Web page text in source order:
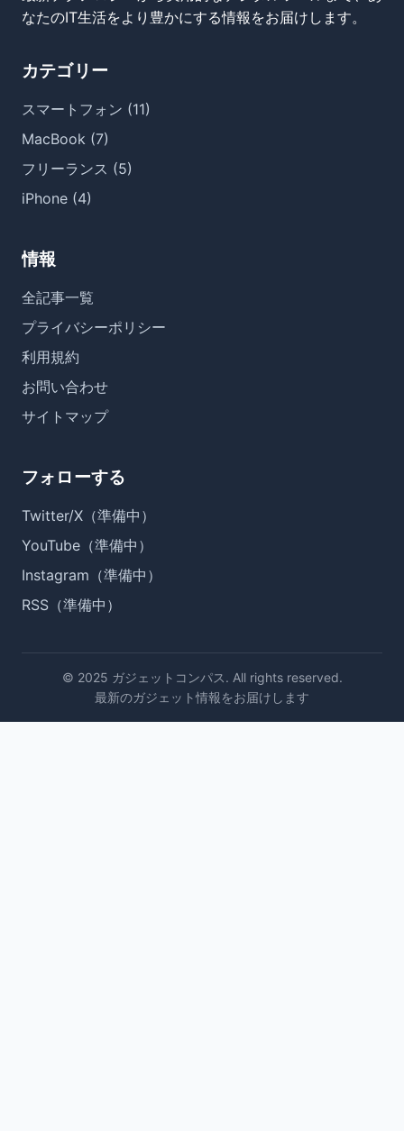
なたのIT生活をより豊かにする情報をお届けします。
カテゴリー
スマートフォン (11)
MacBook (7)
フリーランス (5)
iPhone (4)
情報
全記事一覧
プライバシーポリシー
利用規約
お問い合わせ
サイトマップ
フォローする
Twitter/X（準備中）
YouTube（準備中）
Instagram（準備中）
RSS（準備中）
© 2025 ガジェットコンパス. All rights reserved.
最新のガジェット情報をお届けします